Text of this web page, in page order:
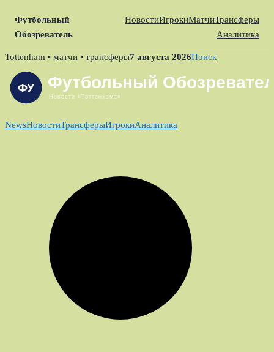
Футбольный
Обозреватель
НовостиИгрокиМатчиТрансферы
Аналитика
Skip
content
Tottenham • матчи • трансферы7 августа 2026Поиск
NewsНовостиТрансферыИгрокиАналитика